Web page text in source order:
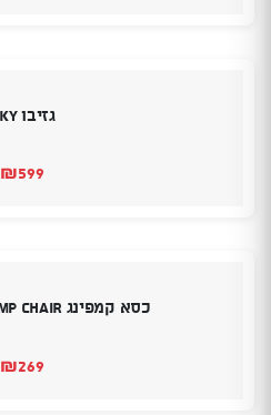
גזיבו SKY
₪599
כסא קמפינג TAC MAVEN Camp Chair
₪269